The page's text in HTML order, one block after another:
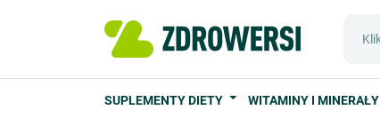
SUPLEMENTY DIETY WITAMINY I MINERAŁY